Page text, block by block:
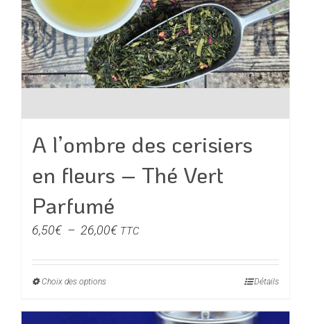
A l’ombre des cerisiers
en fleurs – Thé Vert
Parfumé
6,50€ – 26,00€Plage
prix :
TTC
Choix des optionsCe
Détails